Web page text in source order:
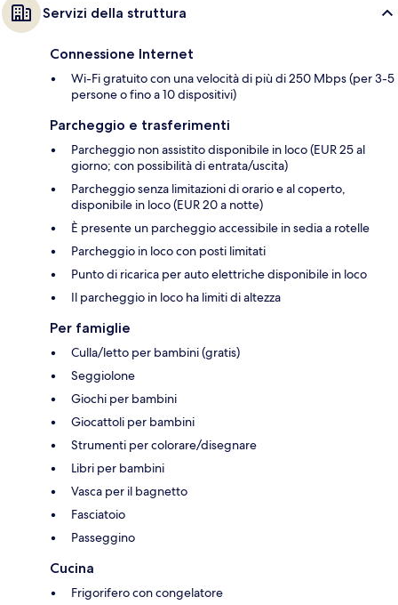
Servizi della struttura
Connessione Internet
Wi-Fi gratuito con una velocità di più di 250 Mbps (per 3-5
persone o fino a 10 dispositivi)
Parcheggio e trasferimenti
Parcheggio non assistito disponibile in loco (EUR 25 al
giorno; con possibilità di entrata/uscita)
Parcheggio senza limitazioni di orario e al coperto,
disponibile in loco (EUR 20 a notte)
È presente un parcheggio accessibile in sedia a rotelle
Parcheggio in loco con posti limitati
Punto di ricarica per auto elettriche disponibile in loco
Il parcheggio in loco ha limiti di altezza
Per famiglie
Culla/letto per bambini (gratis)
Seggiolone
Giochi per bambini
Giocattoli per bambini
Strumenti per colorare/disegnare
Libri per bambini
Vasca per il bagnetto
Fasciatoio
Passeggino
Cucina
Frigorifero con congelatore